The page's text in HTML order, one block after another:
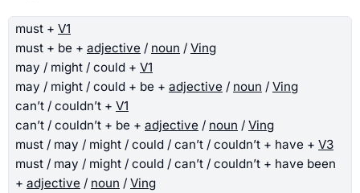
must + V1
must + be + adjective / noun / Ving
may / might / could + V1
may / might / could + be + adjective / noun / Ving
can’t / couldn’t + V1
can’t / couldn’t + be + adjective / noun / Ving
must / may / might / could / can’t / couldn’t + have + V3
must / may / might / could / can’t / couldn’t + have been
+ adjective / noun / Ving